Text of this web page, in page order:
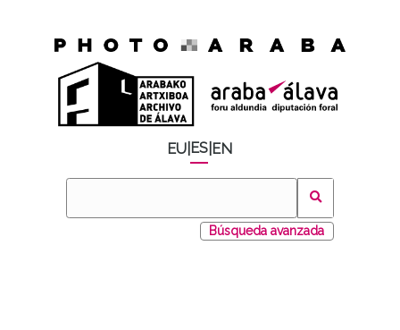
EU ES EN
Búsqueda avanzada